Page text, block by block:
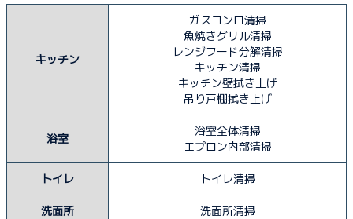
キッチン
ガスコンロ清掃
魚焼きグリル清掃
レンジフード分解清掃
キッチン清掃
キッチン壁拭き上げ
吊り戸棚拭き上げ
浴室
浴室全体清掃
エプロン内部清掃
トイレ トイレ清掃
洗面所 洗面所清掃